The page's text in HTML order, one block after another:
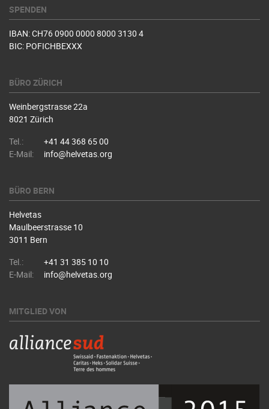
SPENDEN
IBAN: CH76 0900 0000 8000 3130 4
BIC: POFICHBEXXX
BÜRO ZÜRICH
Weinbergstrasse 22a
8021 Zürich
Tel.:
+41 44 368 65 00
E-Mail:
info@helvetas.org
BÜRO BERN
Helvetas
Maulbeerstrasse 10
3011 Bern
Tel.:
+41 31 385 10 10
E-Mail:
info@helvetas.org
MITGLIED VON